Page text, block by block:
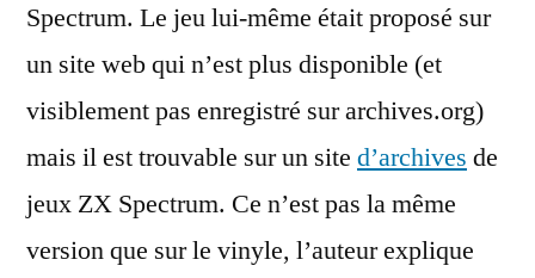
Spectrum. Le jeu lui-même était proposé sur
un site web qui n’est plus disponible (et
visiblement pas enregistré sur archives.org)
mais il est trouvable sur un site d’archives de
jeux ZX Spectrum. Ce n’est pas la même
version que sur le vinyle, l’auteur explique